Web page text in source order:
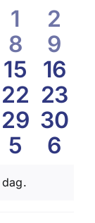
en
0
1
0
2
0
8
0
9
0
15
0
16
0
22 0
23
0
29 0
30
0
5
0
6